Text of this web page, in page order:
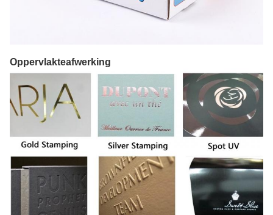
Oppervlakteafwerking